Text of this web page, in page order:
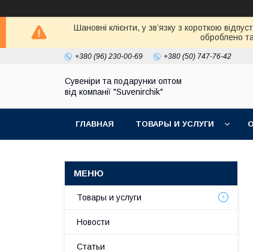
Шановні клієнти, у зв’язку з короткою
оброблено
+380 (96) 230-00-69 +380 (50) 747-76-42
Сувеніри та подарунки оптом
від компанії "Suvenirchik"
ГЛАВНАЯ ТОВАРЫ И УСЛУГИ
Товары и услуги
Новости
Статьи